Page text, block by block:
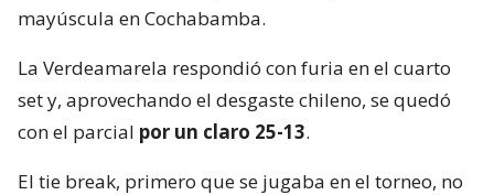
mayúscula en Cochabamba.
La Verdeamarela respondió con furia en el cuarto
set y, aprovechando el desgaste chileno, se quedó
con el parcial por un claro 25-13.
El tie break, primero que se jugaba en el torneo, no